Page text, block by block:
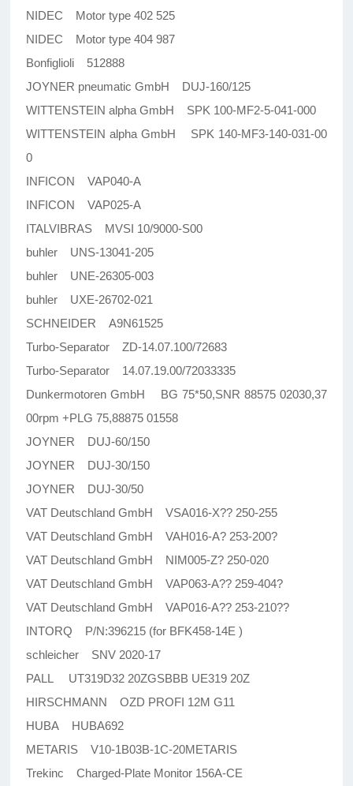
NIDEC Motor type 402 525
NIDEC Motor type 404 987
Bonfiglioli 512888
JOYNER pneumatic GmbH DUJ-160/125
WITTENSTEIN alpha GmbH SPK 100-MF2-5-041-000
WITTENSTEIN alpha GmbH SPK 140-MF3-140-031-00
0
INFICON VAP040-A
INFICON VAP025-A
ITALVIBRAS MVSI 10/9000-S00
buhler UNS-13041-205
buhler UNE-26305-003
buhler UXE-26702-021
SCHNEIDER A9N61525
Turbo-Separator ZD-14.07.100/72683
Turbo-Separator 14.07.19.00/72033335
Dunkermotoren GmbH BG 75*50,SNR 88575 02030,37
00rpm +PLG 75,88875 01558
JOYNER DUJ-60/150
JOYNER DUJ-30/150
JOYNER DUJ-30/50
VAT Deutschland GmbH VSA016-X?? 250-255
VAT Deutschland GmbH VAH016-A? 253-200?
VAT Deutschland GmbH NIM005-Z? 250-020
VAT Deutschland GmbH VAP063-A?? 259-404?
VAT Deutschland GmbH VAP016-A?? 253-210??
INTORQ P/N:396215 (for BFK458-14E )
schleicher SNV 2020-17
PALL UT319D32 20ZGSBBB UE319 20Z
HIRSCHMANN OZD PROFI 12M G11
HUBA HUBA692
METARIS V10-1B03B-1C-20METARIS
Trekinc Charged-Plate Monitor 156A-CE